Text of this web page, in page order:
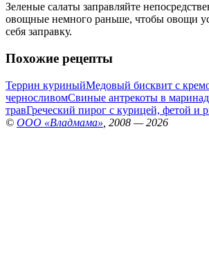
Зеленые салаты заправляйте
овощные немного раньше, чтобы овощи
себя заправку.
Похожие рецепты
Террин куриныйМедовый бисквит с
черносливомСвиные антрекоты в
травГреческий пирог с курицей, фетой и
© ООО «Владмама» , 2008 — 2026